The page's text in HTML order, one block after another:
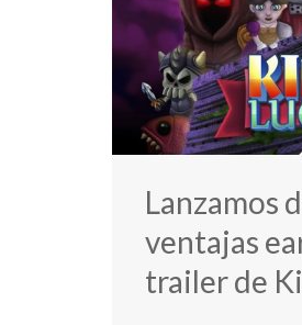
Lanzamos
ventajas
trailer de